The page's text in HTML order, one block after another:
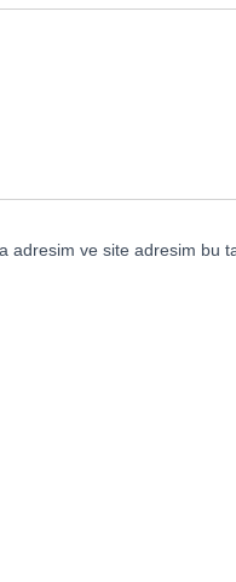
adresim ve site adresim bu